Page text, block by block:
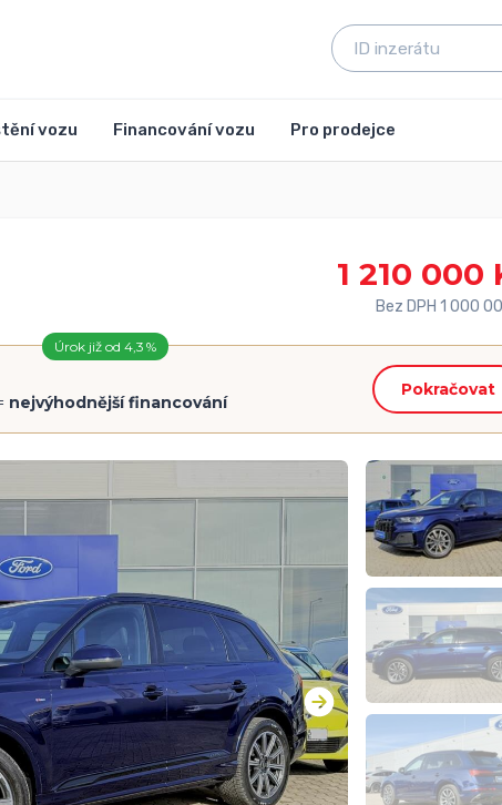
vozu Financování vozu Pro prodejce
1 210 000
Bez DPH 1 000
Úrok již od 4,3 %
nejvýhodnější financování
Pokračovat